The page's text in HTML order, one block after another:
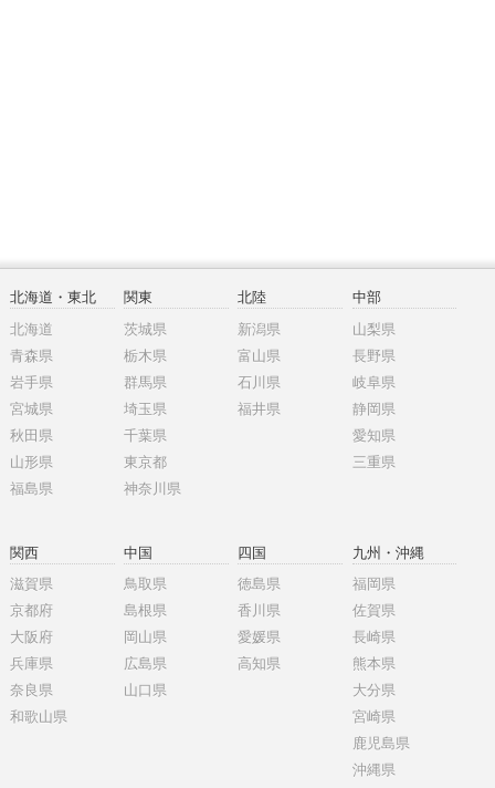
北海道・東北
北海道
青森県
岩手県
宮城県
秋田県
山形県
福島県
関東
茨城県
栃木県
群馬県
埼玉県
千葉県
東京都
神奈川県
北陸
新潟県
富山県
石川県
福井県
中部
山梨県
長野県
岐阜県
静岡県
愛知県
三重県
関西
滋賀県
京都府
大阪府
兵庫県
奈良県
和歌山県
中国
鳥取県
島根県
岡山県
広島県
山口県
四国
徳島県
香川県
愛媛県
高知県
九州・沖縄
福岡県
佐賀県
長崎県
熊本県
大分県
宮崎県
鹿児島県
沖縄県